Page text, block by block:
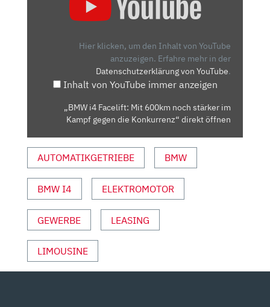
FACELIFT:
KONKURRENZ“
VON
ANZEIGEN
Hier klicken, um den Inhalt von YouTube
anzuzeigen. Erfahre mehr in der
Datenschutzerklärung von YouTube.
Inhalt von YouTube immer anzeigen
„BMW i4 Facelift: Mit 600km noch stärker im
Kampf gegen die Konkurrenz“ direkt öffnen
AUTOMATIKGETRIEBE BMW
BMW I4 ELEKTROMOTOR
GEWERBE LEASING
LIMOUSINE